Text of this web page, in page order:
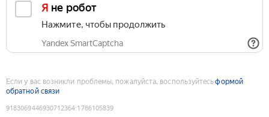
Я не робот
Нажмите, чтобы продолжить
Yandex SmartCaptcha
Если у вас возникли проблемы, пожалуйста, воспользуйтесьформой
обратной связи
9183069446930712364:1786105839